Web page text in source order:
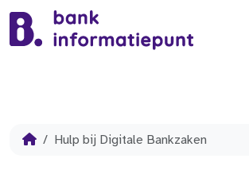
Hulp bij Digitale Bankzaken